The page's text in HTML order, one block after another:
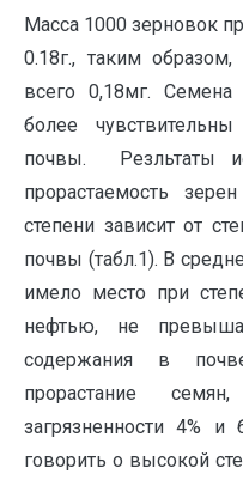
Масса 1000 зерновок
0.18г., таким
всего 0,18мг.
более
почвы. Резльтаты
прорастаемость
степени зависит от
почвы (табл.1). В
имело место при
нефтью, не
содержания в
прорастание
загрязненности 4%
говорить о высокой